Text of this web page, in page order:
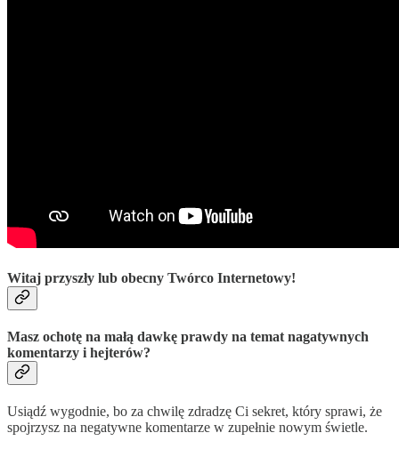
Witaj przyszły lub obecny Twórco Internetowy!
Masz ochotę na małą dawkę prawdy na temat nagatywnych
komentarzy i hejterów?
Usiądź wygodnie, bo za chwilę zdradzę Ci sekret, który sprawi, że
spojrzysz na negatywne komentarze w zupełnie nowym świetle.